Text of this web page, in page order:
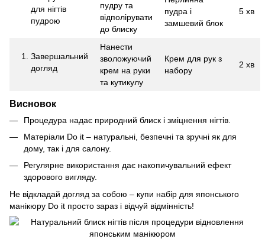
для нігтів
пудрою
пудру та
відполірувати
до блиску
пудра і
замшевий блок
5 хв
Завершальний
догляд
Нанести
зволожуючий
крем на руки
та кутикулу
Крем для рук з
набору
2 хв
Висновок
Процедура надає природний блиск і зміцнення нігтів.
Матеріали Do it – натуральні, безпечні та зручні як для
дому, так і для салону.
Регулярне використання дає накопичувальний ефект
здорового вигляду.
Не відкладай догляд за собою – купи набір для японського
манікюру Do it просто зараз і відчуй відмінність!